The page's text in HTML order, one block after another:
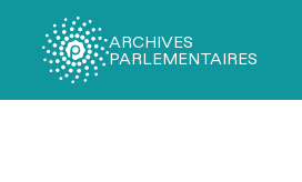
ARCHIVES
PARLEMENTAIRES